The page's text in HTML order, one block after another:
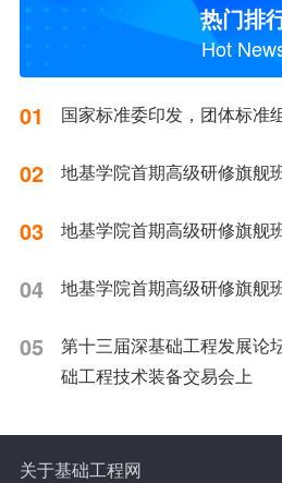
热门排
Hot
01 国家标准委印发，团体标准
02 地基学院首期高级研修旗舰
03 地基学院首期高级研修旗舰
04 地基学院首期高级研修旗舰
05
第十三届深基础工程发展论
础工程技术装备交易会上
关于基础工程网